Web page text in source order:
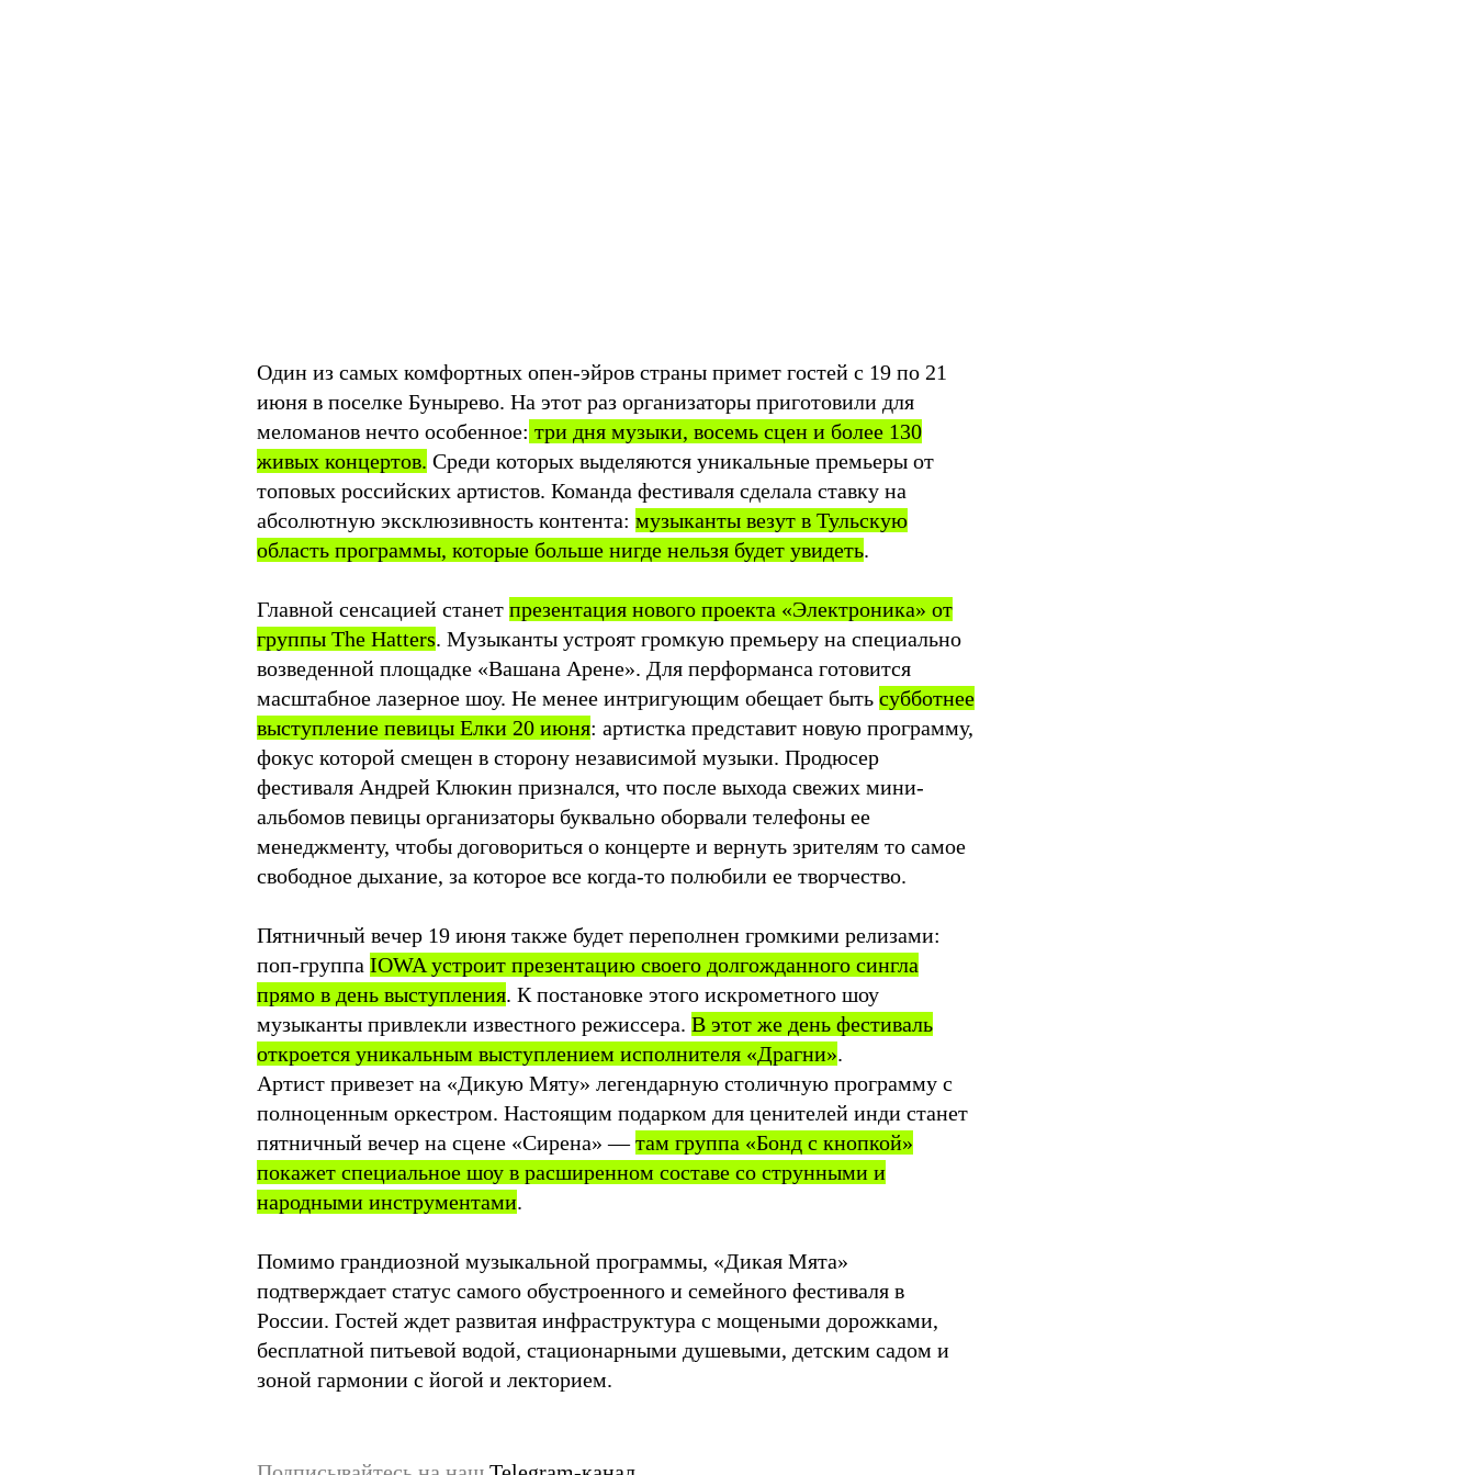
Один из самых комфортных опен-эйров страны примет гостей с 19 по 21
июня в поселке Бунырево. На этот раз организаторы приготовили для
меломанов нечто особенное: три дня музыки, восемь сцен и более 130
живых концертов. Среди которых выделяются уникальные премьеры от
топовых российских артистов. Команда фестиваля сделала ставку на
абсолютную эксклюзивность контента: музыканты везут в Тульскую
область программы, которые больше нигде нельзя будет увидеть.
Главной сенсацией станет презентация нового проекта «Электроника» от
группы The Hatters. Музыканты устроят громкую премьеру на специально
возведенной площадке «Вашана Арене». Для перформанса готовится
масштабное лазерное шоу. Не менее интригующим обещает быть субботнее
выступление певицы Елки 20 июня: артистка представит новую программу,
фокус которой смещен в сторону независимой музыки. Продюсер
фестиваля Андрей Клюкин признался, что после выхода свежих мини-
альбомов певицы организаторы буквально оборвали телефоны ее
менеджменту, чтобы договориться о концерте и вернуть зрителям то самое
свободное дыхание, за которое все когда-то полюбили ее творчество.
Пятничный вечер 19 июня также будет переполнен громкими релизами:
поп-группа IOWA устроит презентацию своего долгожданного сингла
прямо в день выступления. К постановке этого искрометного шоу
музыканты привлекли известного режиссера. В этот же день фестиваль
откроется уникальным выступлением исполнителя «Драгни».
Артист привезет на «Дикую Мяту» легендарную столичную программу с
полноценным оркестром. Настоящим подарком для ценителей инди станет
пятничный вечер на сцене «Сирена» —там группа «Бонд с кнопкой»
покажет специальное шоу в расширенном составе со струнными и
народными инструментами.
Помимо грандиозной музыкальной программы, «Дикая Мята»
подтверждает статус самого обустроенного и семейного фестиваля в
России. Гостей ждет развитая инфраструктура с мощеными дорожками,
бесплатной питьевой водой, стационарными душевыми, детским садом и
зоной гармонии с йогой и лекторием.